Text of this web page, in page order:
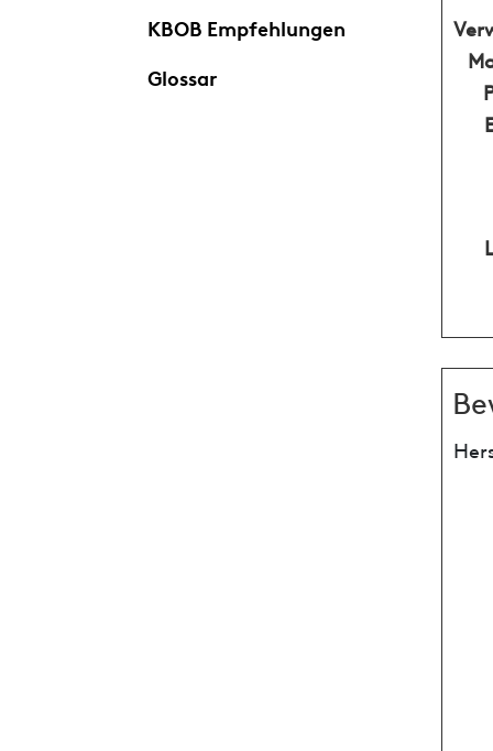
KBOB Empfehlungen
Glossar